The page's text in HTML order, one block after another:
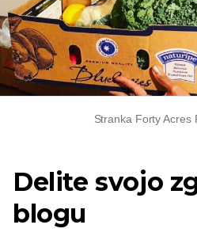
Stranka Forty Acres
Delite svojo
blogu